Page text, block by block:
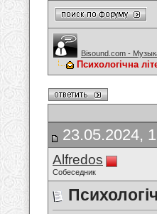
Bisound.com -
Психологічна
23.05.2024,
Alfredos
Собеседник